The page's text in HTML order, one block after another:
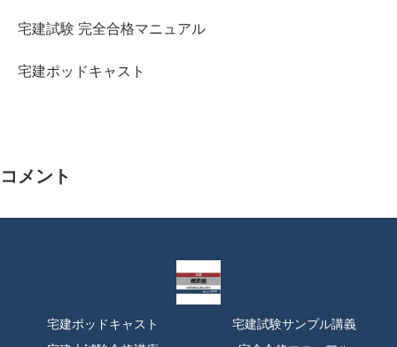
宅建試験 完全合格マニュアル
宅建ポッドキャスト
コメント
宅建ポッドキャスト
宅建試験サンプル講義